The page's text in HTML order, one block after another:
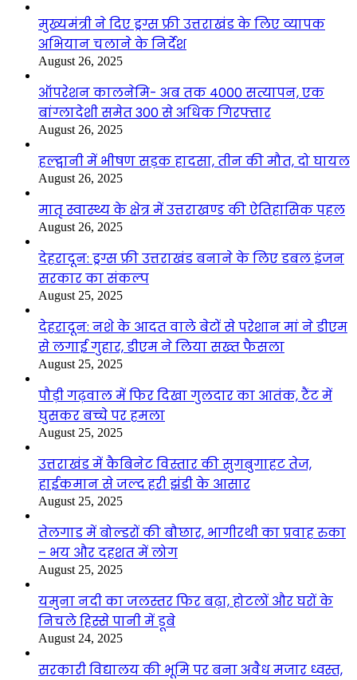
मुख्यमंत्री ने दिए ड्रग्स फ्री उत्तराखंड के लिए व्यापक
अभियान चलाने के निर्देश
August 26, 2025
ऑपरेशन कालनेमि- अब तक 4000 सत्यापन, एक
बांग्लादेशी समेत 300 से अधिक गिरफ्तार
August 26, 2025
हल्द्वानी में भीषण सड़क हादसा, तीन की मौत, दो घायल
August 26, 2025
मातृ स्वास्थ्य के क्षेत्र में उत्तराखण्ड की ऐतिहासिक पहल
August 26, 2025
देहरादून: ड्रग्स फ्री उत्तराखंड बनाने के लिए डबल इंजन
सरकार का संकल्प
August 25, 2025
देहरादून: नशे के आदत वाले बेटों से परेशान मां ने डीएम
से लगाई गुहार, डीएम ने लिया सख्त फैसला
August 25, 2025
पौड़ी गढ़वाल में फिर दिखा गुलदार का आतंक, टैंट में
घुसकर बच्चे पर हमला
August 25, 2025
उत्तराखंड में कैबिनेट विस्तार की सुगबुगाहट तेज,
हाईकमान से जल्द हरी झंडी के आसार
August 25, 2025
तेलगाड में बोल्डरों की बौछार, भागीरथी का प्रवाह रुका
– भय और दहशत में लोग
August 25, 2025
यमुना नदी का जलस्तर फिर बढ़ा, होटलों और घरों के
निचले हिस्से पानी में डूबे
August 24, 2025
सरकारी विद्यालय की भूमि पर बना अवैध मजार ध्वस्त,